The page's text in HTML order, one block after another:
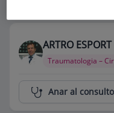
ARTRO ESPORT
Traumatologia –
Centro Médico
Anar al